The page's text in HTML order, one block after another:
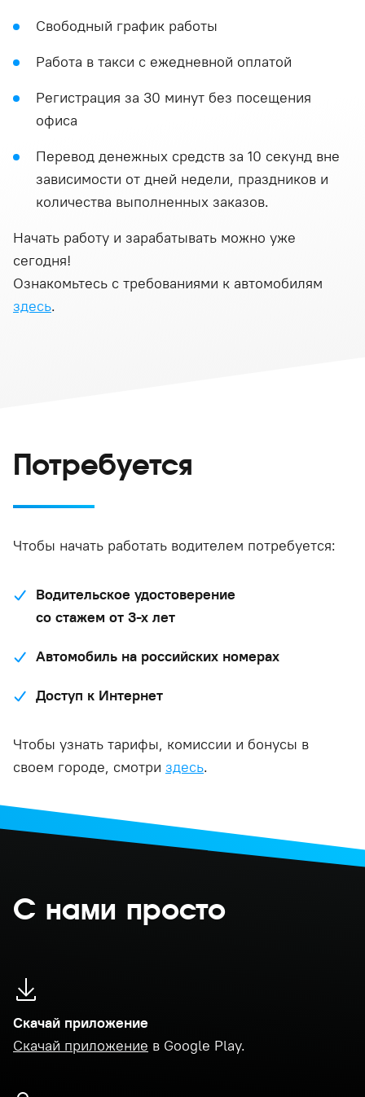
Свободный график работы
Работа в такси с ежедневной оплатой
Регистрация за 30 минут без посещения
офиса
Перевод денежных средств за 10 секунд вне
зависимости от дней недели, праздников и
количества выполненных заказов.
Начать работу и зарабатывать можно уже
сегодня!
Ознакомьтесь с требованиями к автомобилям
здесь.
Потребуется
Чтобы начать работать водителем потребуется:
Водительское удостоверение
со стажем от 3-х лет
Автомобиль на российских номерах
Доступ к Интернет
Чтобы узнать тарифы, комиссии и бонусы в
своем городе, смотри здесь.
С нами просто
Скачай приложение
Скачай приложение в Google Play.